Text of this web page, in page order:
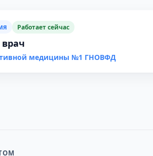
Работает сейчас
медицины №1 ГНОВФД